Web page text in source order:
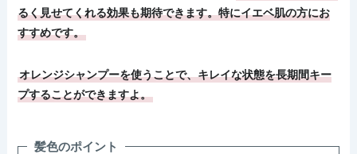
るく見せてくれる効果も期待できます。特にイエベ肌の方にお
すすめです。
オレンジシャンプーを使うことで、キレイな状態を長期間キー
プすることができますよ。
髪色のポイント